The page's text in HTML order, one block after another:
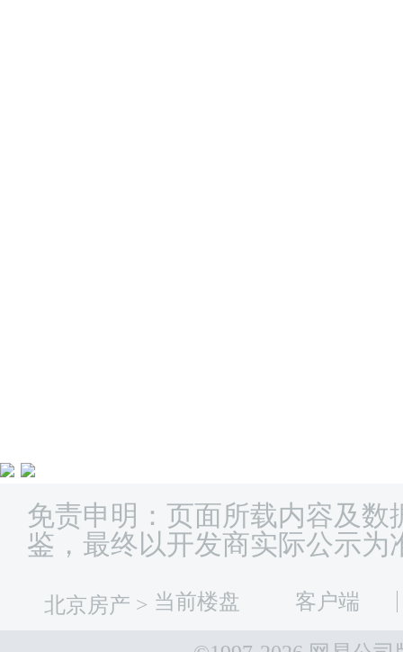
免责申明：页面所载内容及数
鉴，最终以开发商实际公示为
北京房产 > 当前楼盘 客户端